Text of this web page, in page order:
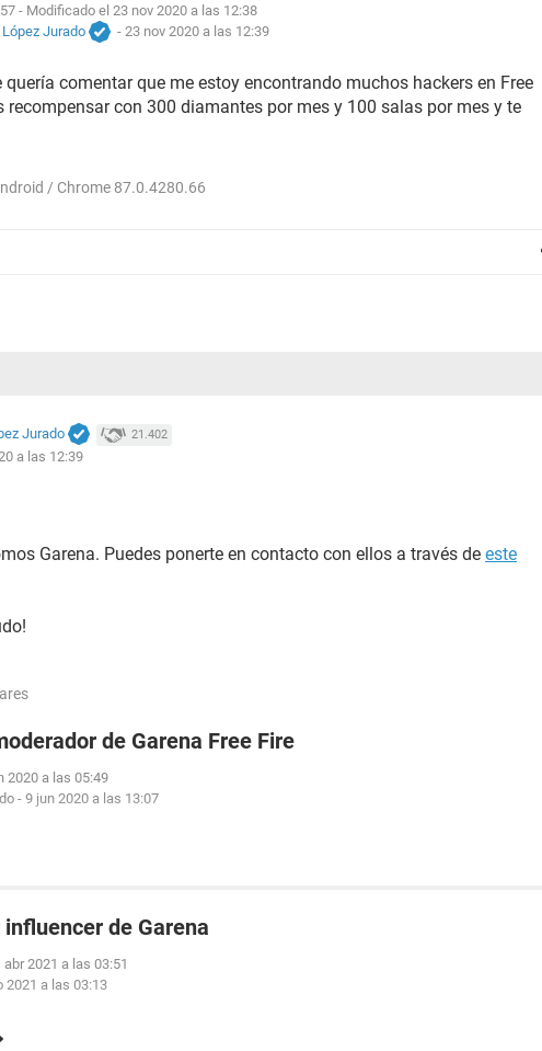
- Modificado el 23 nov 2020 a las 12:38
Jurado
- 23 nov 2020 a las 12:39
quería comentar que me estoy encontrando muchos hackers en Free
recompensar con 300 diamantes por mes y 100 salas por mes y te
/ Chrome 87.0.4280.66
Jurado 21.402
a las 12:39
Garena. Puedes ponerte en contacto con ellos a través de este
de Garena Free Fire
2020 a las 05:49
- 9 jun 2020 a las 13:07
de Garena
abr 2021 a las 03:51
2021 a las 03:13